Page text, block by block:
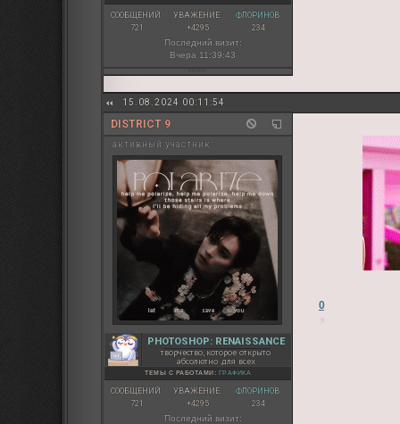
СООБЩЕНИЙ:
721
УВАЖЕНИЕ:
+4295
ФЛОРИНОВ:
234
Последний визит:
Вчера 11:39:43
15.08.2024 00:11:54
DISTRICT 9
активный участник
PHOTOSHOP: RENAISSANCE
творчество, которое открыто
абсолютно для всех
ТЕМЫ С РАБОТАМИ: ГРАФИКА
СООБЩЕНИЙ:
721
УВАЖЕНИЕ:
+4295
ФЛОРИНОВ:
234
Последний визит:
0